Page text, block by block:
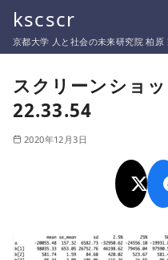
テ
kscscr
京都大学 人と社会の未来研究院 柏原
スクリーンショ
22.33.54
2020年12月3日